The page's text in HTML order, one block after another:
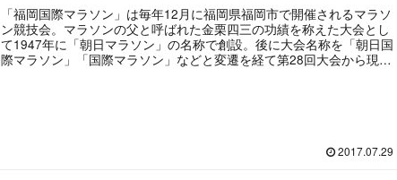
「福岡国際マラソン」は毎年12月に福岡県福岡市で開催されるマラソ
ン競技会。マラソンの父と呼ばれた金栗四三の功績を称えた大会とし
て1947年に「朝日マラソン」の名称で創設。後に大会名称を「朝日国
際マラソン」「国際マラソン」などと変遷を経て第28回大会から現在
選手権大会」。新型コロナウイルスの影響で2020東京オリンピックは
2017.07.29